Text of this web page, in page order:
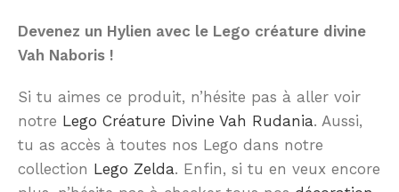
Devenez un Hylien avec le Lego créature divine
Vah Naboris !
Si tu aimes ce produit, n’hésite pas à aller voir
notre Lego Créature Divine Vah Rudania. Aussi,
tu as accès à toutes nos Lego dans notre
collection Lego Zelda. Enfin, si tu en veux encore